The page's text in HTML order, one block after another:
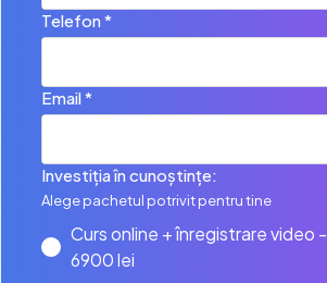
Telefon *
Email *
Investiția în cunoștințe:
Alege pachetul potrivit pentru tine
Curs online + înregistrare video -
6900 lei